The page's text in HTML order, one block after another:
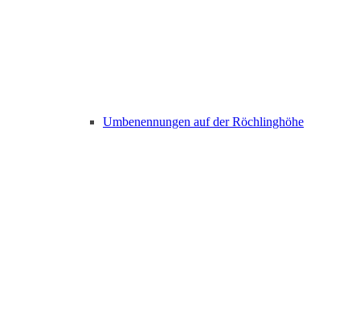
Umbenennungen auf der Röchlinghöhe